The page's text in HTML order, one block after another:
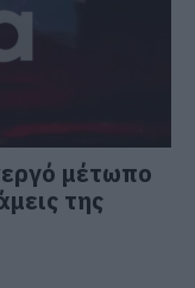
μέτωπο
της